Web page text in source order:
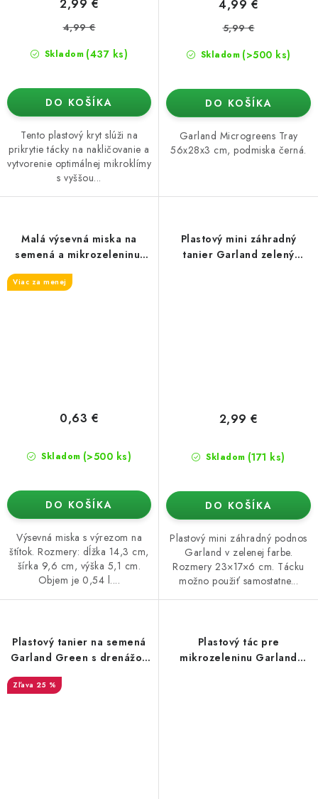
Skladom (437 ks)
2,99 €
4,99 €
DO KOŠÍKA
Tento plastový kryt slúži na
prikrytie tácky na nakličovanie a
vytvorenie optimálnej mikroklímy
s vyššou...
Skladom (>500 ks)
4,99 €
5,99 €
DO KOŠÍKA
Garland Microgreens Tray
56x28x3 cm, podmiska černá.
Malá výsevná miska na
semená a mikrozeleninu,
14,3x9,6x5,1 cm
Viac za menej
Skladom (>500 ks)
0,63 €
DO KOŠÍKA
Výsevná miska s výrezom na
štítok. Rozmery: dĺžka 14,3 cm,
šírka 9,6 cm, výška 5,1 cm.
Objem je 0,54 l....
Plastový mini záhradný
tanier Garland zelený
Skladom (171 ks)
2,99 €
DO KOŠÍKA
Plastový mini záhradný podnos
Garland v zelenej farbe.
Rozmery 23×17×6 cm. Tácku
možno použiť samostatne...
Plastový tanier na semená
Garland Green s drenážou
25 %
Plastový tác pre
mikrozeleninu Garland